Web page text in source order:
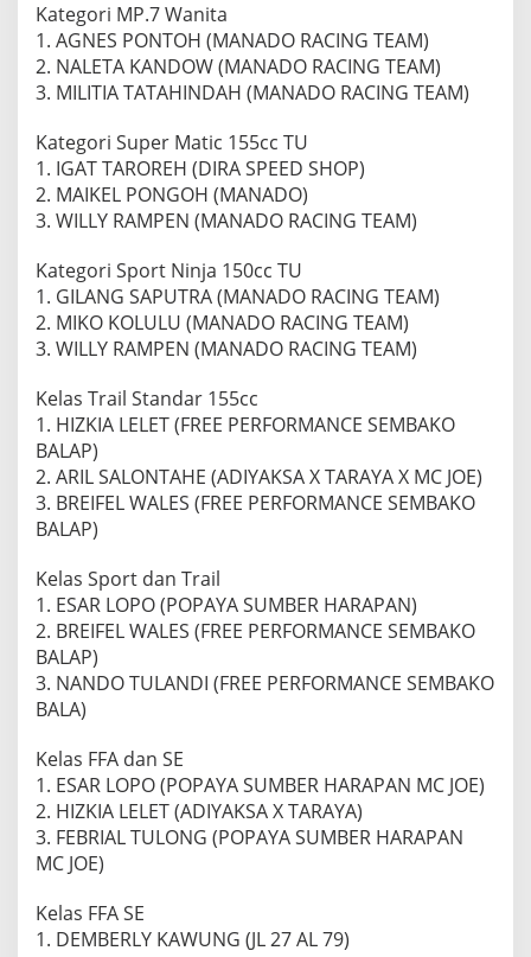
Kategori MP.7 Wanita
1. AGNES PONTOH (MANADO RACING TEAM)
2. NALETA KANDOW (MANADO RACING TEAM)
3. MILITIA TATAHINDAH (MANADO RACING TEAM)
Kategori Super Matic 155cc TU
1. IGAT TAROREH (DIRA SPEED SHOP)
2. MAIKEL PONGOH (MANADO)
3. WILLY RAMPEN (MANADO RACING TEAM)
Kategori Sport Ninja 150cc TU
1. GILANG SAPUTRA (MANADO RACING TEAM)
2. MIKO KOLULU (MANADO RACING TEAM)
3. WILLY RAMPEN (MANADO RACING TEAM)
Kelas Trail Standar 155cc
1. HIZKIA LELET (FREE PERFORMANCE SEMBAKO
BALAP)
2. ARIL SALONTAHE (ADIYAKSA X TARAYA X MC JOE)
3. BREIFEL WALES (FREE PERFORMANCE SEMBAKO
BALAP)
Kelas Sport dan Trail
1. ESAR LOPO (POPAYA SUMBER HARAPAN)
2. BREIFEL WALES (FREE PERFORMANCE SEMBAKO
BALAP)
3. NANDO TULANDI (FREE PERFORMANCE SEMBAKO
BALA)
Kelas FFA dan SE
1. ESAR LOPO (POPAYA SUMBER HARAPAN MC JOE)
2. HIZKIA LELET (ADIYAKSA X TARAYA)
3. FEBRIAL TULONG (POPAYA SUMBER HARAPAN
MC JOE)
Kelas FFA SE
1. DEMBERLY KAWUNG (JL 27 AL 79)